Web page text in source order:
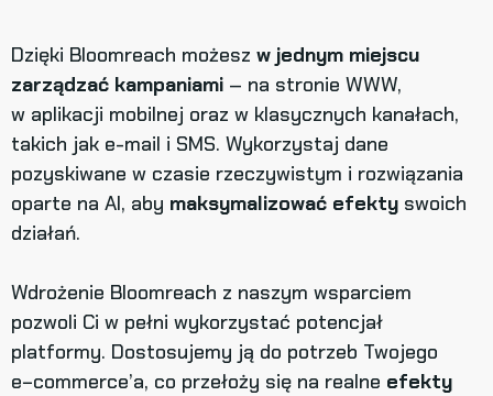
Dzięki Bloomreach możesz w jednym miejscu
zarządzać kampaniami – na stronie WWW,
w aplikacji mobilnej oraz w klasycznych kanałach,
takich jak e-mail i SMS. Wykorzystaj dane
pozyskiwane w czasie rzeczywistym i rozwiązania
oparte na AI, aby maksymalizować efekty swoich
działań.
Wdrożenie Bloomreach z naszym wsparciem
pozwoli Ci w pełni wykorzystać potencjał
platformy. Dostosujemy ją do potrzeb Twojego
e−commerce’a, co przełoży się na realne efekty